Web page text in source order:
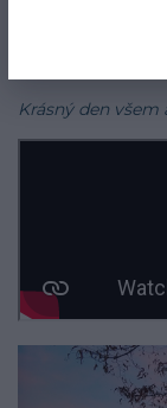
Krásný den všem